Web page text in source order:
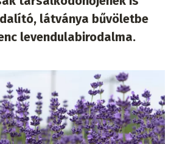
látványa bűvöletbe
levendulabirodalma.